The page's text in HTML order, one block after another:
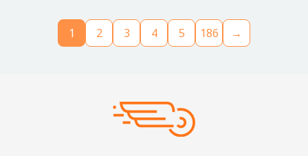
1 2 3 4 5 186 →